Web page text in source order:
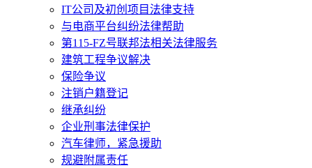
IT公司及初创项目法律支持
与电商平台纠纷法律帮助
第115-FZ号联邦法相关法律服务
建筑工程争议解决
保险争议
注销户籍登记
继承纠纷
企业刑事法律保护
汽车律师，紧急援助
规避附属责任